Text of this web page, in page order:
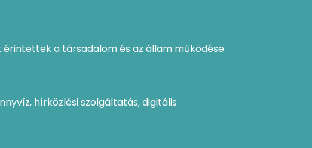
a társadalom és az állam működése
hírközlési szolgáltatás, digitális